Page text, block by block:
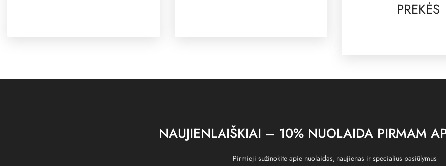
PREKĖS
NAUJIENLAIŠKIAI – 10% NUOLAIDA PIRMAM
Pirmieji sužinokite apie nuolaidas, naujienas ir specialius pasiūlymus